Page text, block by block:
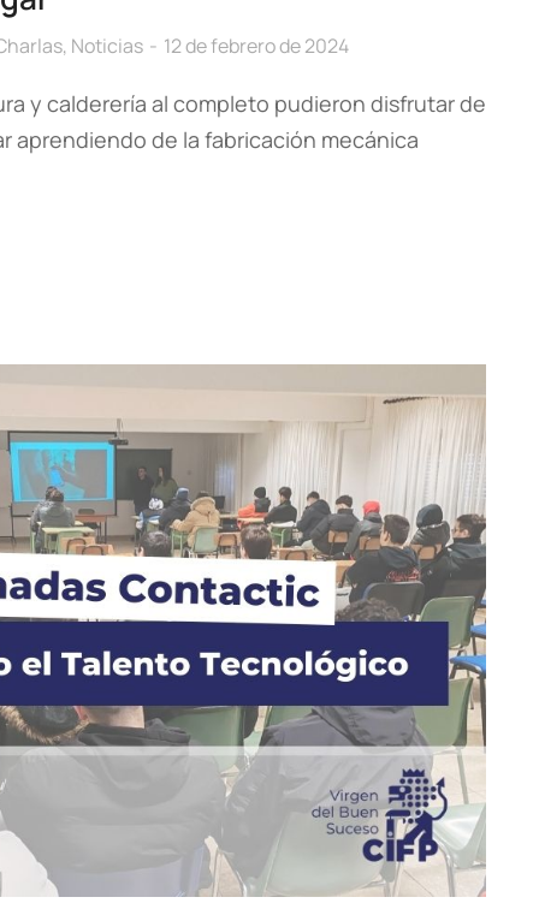
, Noticias 12 de febrero de 2024
y calderería al completo pudieron disfrutar de
aprendiendo de la fabricación mecánica